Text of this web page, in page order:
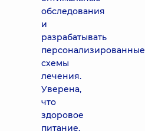
обследования
и
разрабатывать
персонализированные
схемы
лечения.
Уверена,
что
здоровое
питание,